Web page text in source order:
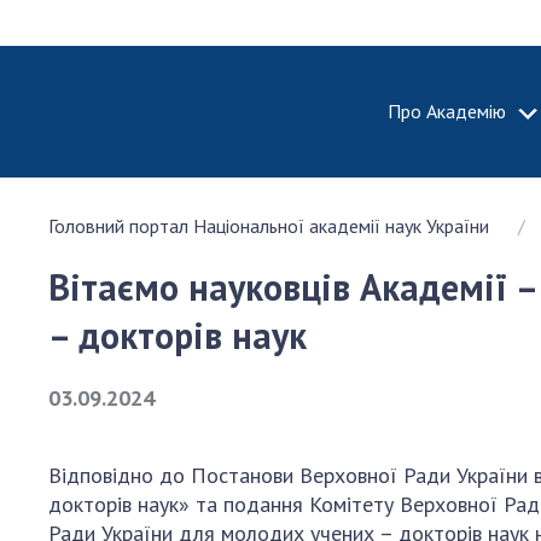
Про Академію
Про
України
та
НАН
Головний портал Національної академії наук України
Вітаємо науковців Академії
– докторів наук
03.09.2024
Відповідно до Постанови Верховної Ради
докторів наук» та подання Комітету Верховної
Ради України для молодих учених – докторів наук